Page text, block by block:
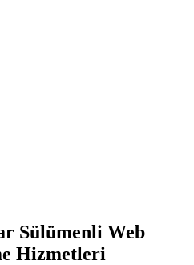
Sülümenli Web
Hizmetleri